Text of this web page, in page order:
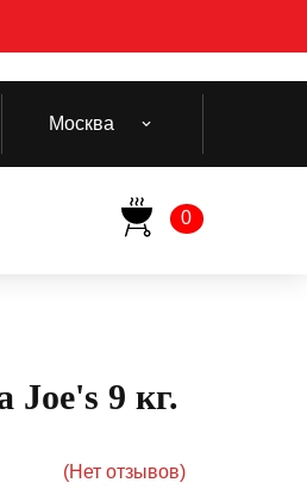
Москва
0
9 кг.
(Нет отзывов)